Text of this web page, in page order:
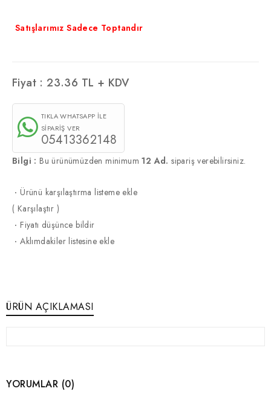
Satışlarımız Sadece Toptandır
Fiyat :23.36 TL + KDV
TIKLA WHATSAPP İLE
SİPARİŞ VER
05413362148
Bilgi : Bu ürünümüzden minimum12 Ad. sipariş verebilirsiniz.
·Ürünü karşılaştırma listeme ekle
( Karşılaştır )
·Fiyatı düşünce bildir
·Aklımdakiler listesine ekle
ÜRÜN AÇIKLAMASI
YORUMLAR (0)